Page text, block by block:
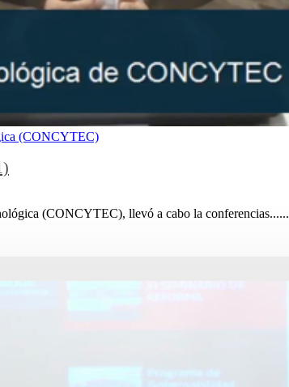
(CONCYTEC)
(CONCYTEC), llevó a cabo la conferencias......